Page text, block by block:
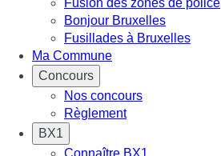
Bonjour Bruxelles
Fusillades à Bruxelles
Ma Commune
Concours
Nos concours
Règlement
BX1
Connaître BX1